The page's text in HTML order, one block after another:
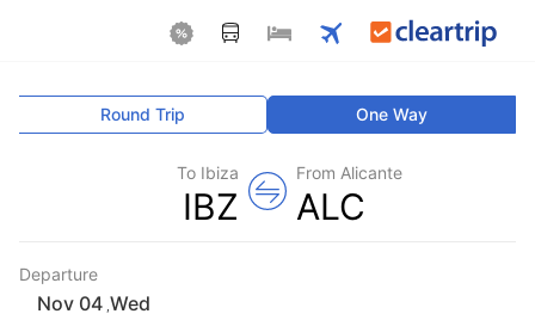
One Way
Round Trip
From Alicante
ALC
To Ibiza
IBZ
Departure
Wed